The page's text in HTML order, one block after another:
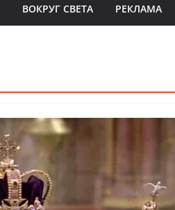
ВОКРУГ СВЕТА РЕКЛАМА